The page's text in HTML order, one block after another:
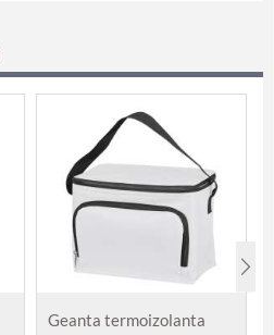
Geanta termoizolanta